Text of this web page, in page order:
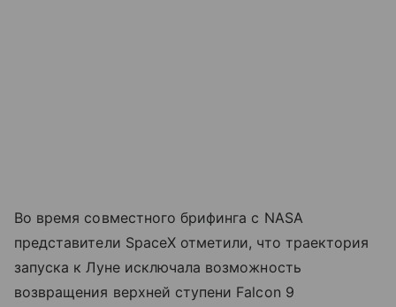
Во время совместного брифинга с NASA
представители SpaceX отметили, что траектория
запуска к Луне исключала возможность
возвращения верхней ступени Falcon 9